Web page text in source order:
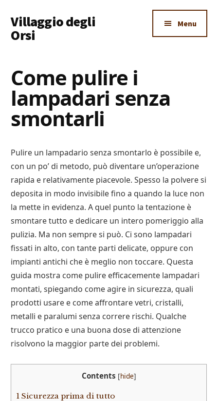
main
content
primary
sidebar
footer
menu
Villaggio degli
Orsi
Dove
Imparare
Tutto
Menu
Come pulire i
lampadari senza
smontarli
Pulire un lampadario senza smontarlo è possibile e,
con un po’ di metodo, può diventare un’operazione
rapida e relativamente piacevole. Spesso la polvere si
deposita in modo invisibile fino a quando la luce non
la mette in evidenza. A quel punto la tentazione è
smontare tutto e dedicare un intero pomeriggio alla
pulizia. Ma non sempre si può. Ci sono lampadari
fissati in alto, con tante parti delicate, oppure con
impianti antichi che è meglio non toccare. Questa
guida mostra come pulire efficacemente lampadari
montati, spiegando come agire in sicurezza, quali
prodotti usare e come affrontare vetri, cristalli,
metalli e paralumi senza correre rischi. Qualche
trucco pratico e una buona dose di attenzione
risolvono la maggior parte dei problemi.
Contents [hide]
1 Sicurezza prima di tutto